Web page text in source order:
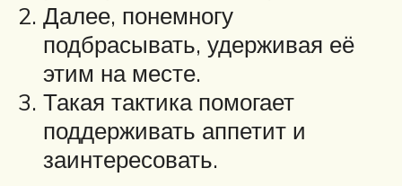
Далее, понемногу
подбрасывать, удерживая её
этим на месте.
Такая тактика помогает
поддерживать аппетит и
заинтересовать.